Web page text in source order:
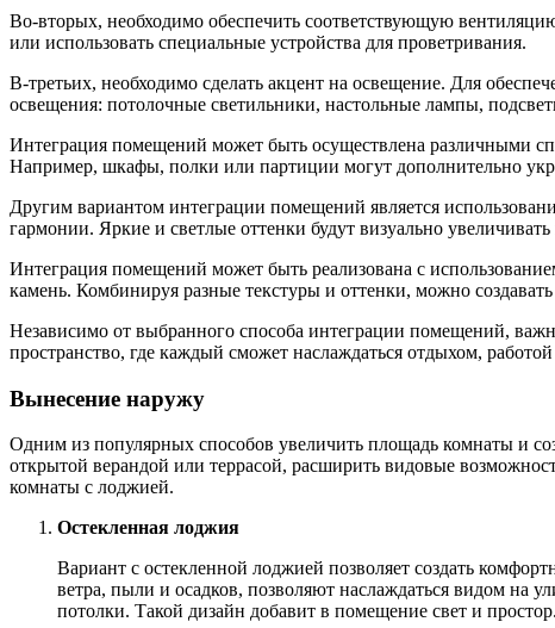
Во-вторых, необходимо обеспечить соответствующую
или использовать специальные устройства для проветривания.
В-третьих, необходимо сделать акцент на освещение. Для
освещения: потолочные светильники, настольные лампы,
Интеграция помещений может быть осуществлена различными
Например, шкафы, полки или партиции могут дополнительно
Другим вариантом интеграции помещений является
гармонии. Яркие и светлые оттенки будут визуально
Интеграция помещений может быть реализована с
камень. Комбинируя разные текстуры и оттенки, можно
Независимо от выбранного способа интеграции помещений,
пространство, где каждый сможет наслаждаться отдыхом,
Вынесение наружу
Одним из популярных способов увеличить площадь комнаты и
открытой верандой или террасой, расширить видовые
комнаты с лоджией.
Остекленная лоджия
Вариант с остекленной лоджией позволяет создать
ветра, пыли и осадков, позволяют наслаждаться видом на
потолки. Такой дизайн добавит в помещение свет и простор.